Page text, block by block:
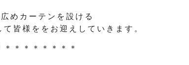
めカーテンを設ける
て皆様ををお迎えしていきます。
＊＊＊＊＊＊＊＊